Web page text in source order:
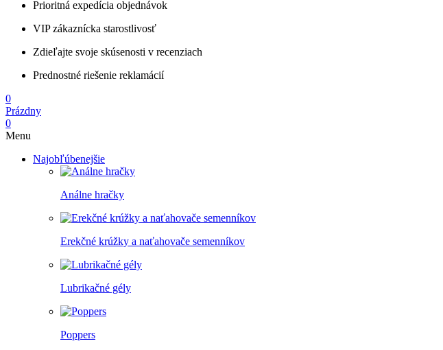
Prioritná expedícia objednávok
VIP zákaznícka starostlivosť
Zdieľajte svoje skúsenosti v recenziach
Prednostné riešenie reklamácií
0
Prázdny
0
Menu
Najobľúbenejšie
Análne hračky
Erekčné krúžky a naťahovače semenníkov
Lubrikačné gély
Poppers